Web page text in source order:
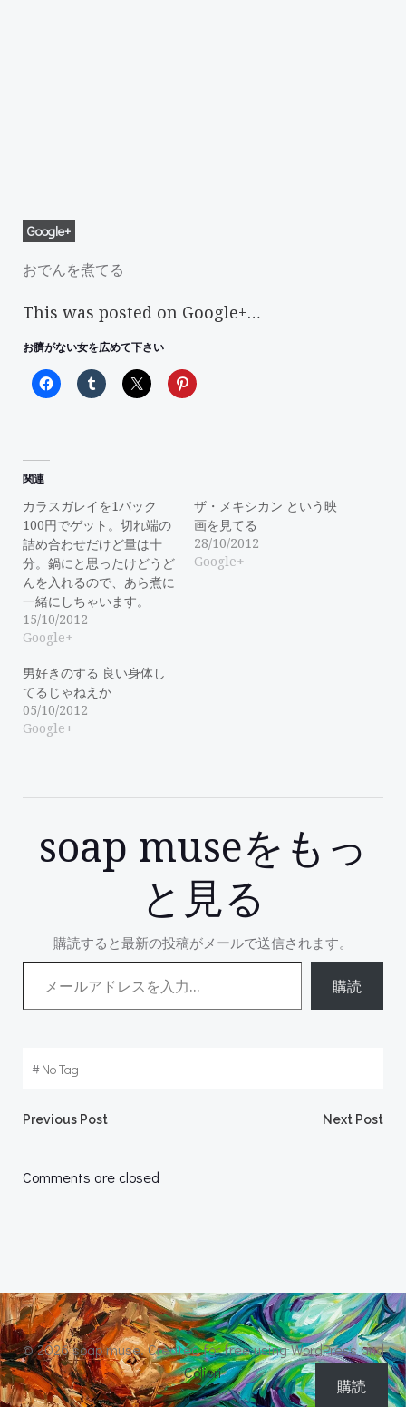
Google+
おでんを煮てる
This was posted on Google+…
お臍がない女を広めて下さい
関連
カラスガレイを1パック
100円でゲット。切れ端の
詰め合わせだけど量は十
分。鍋にと思ったけどうど
んを入れるので、あら煮に
一緒にしちゃいます。
15/10/2012
Google+
ザ・メキシカン という映
画を見てる
28/10/2012
Google+
男好きのする 良い身体し
てるじゃねえか
05/10/2012
Google+
soap museをもっ
と見る
購読すると最新の投稿がメールで送信されます。
メールアドレスを入力...
購読
#No Tag
Post
navigation
Previous Post Next Post
Comments are closed
© 2026 soap muse. Created for free using WordPress and
Colibri
購読